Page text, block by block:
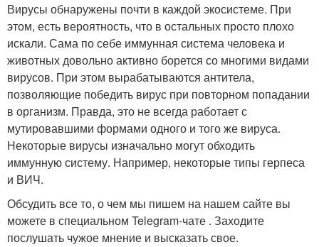
Вирусы обнаружены почти в каждой экосистеме. При
этом, есть вероятность, что в остальных просто плохо
искали. Сама по себе иммунная система человека и
животных довольно активно борется со многими видами
вирусов. При этом вырабатываются антитела,
позволяющие победить вирус при повторном попадании
в организм. Правда, это не всегда работает с
мутировавшими формами одного и того же вируса.
Некоторые вирусы изначально могут обходить
иммунную систему. Например, некоторые типы герпеса
и ВИЧ.
Обсудить все то, о чем мы пишем на нашем сайте вы
можете в специальном Telegram-чате . Заходите
послушать чужое мнение и высказать свое.